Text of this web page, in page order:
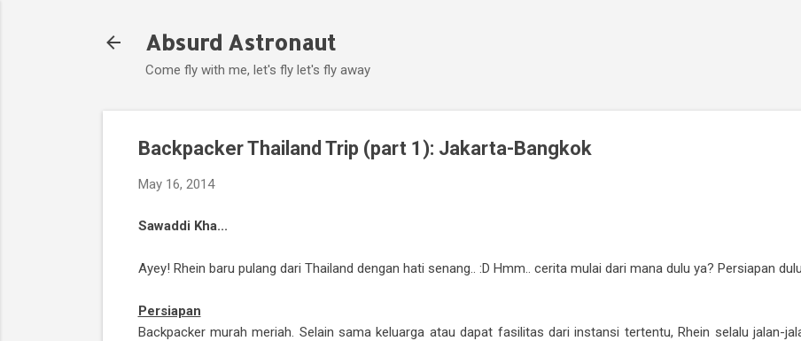
Absurd Astronaut
Come fly with me, let's fly let's fly away
Backpacker Thailand Trip (part 1): Jakarta-Bangkok
May 16, 2014
Sawaddi Kha...
Ayey! Rhein baru pulang dari Thailand dengan hati senang.. :D Hmm.. cerita mulai dari mana dulu ya? Persiapan
Persiapan
Backpacker murah meriah. Selain sama keluarga atau dapat fasilitas dari instansi tertentu, Rhein selalu jalan-